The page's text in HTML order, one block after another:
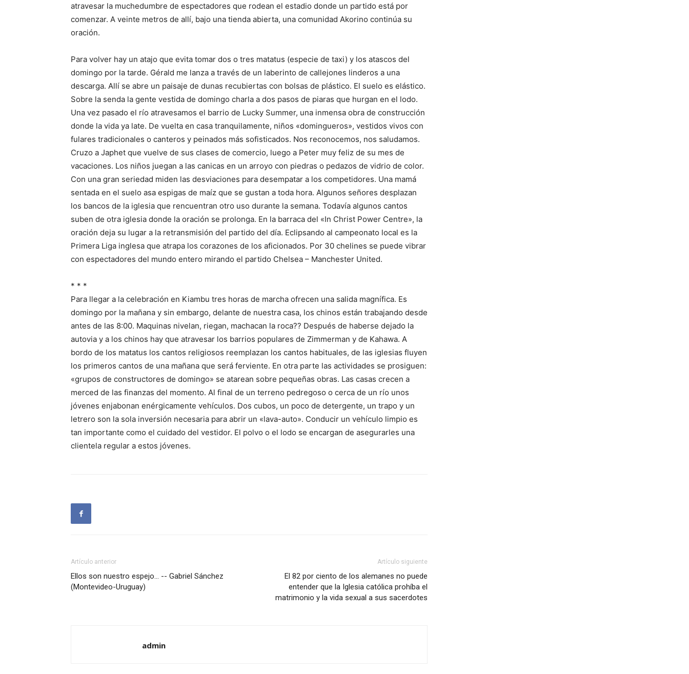
atravesar la muchedumbre de espectadores que rodean el estadio donde un partido está por
comenzar. A veinte metros de allí, bajo una tienda abierta, una comunidad Akorino continúa su
oración.
Para volver hay un atajo que evita tomar dos o tres matatus (especie de taxi) y los atascos del
domingo por la tarde. Gérald me lanza a través de un laberinto de callejones linderos a una
descarga. Allí se abre un paisaje de dunas recubiertas con bolsas de plástico. El suelo es elástico.
Sobre la senda la gente vestida de domingo charla a dos pasos de piaras que hurgan en el lodo.
Una vez pasado el río atravesamos el barrio de Lucky Summer, una inmensa obra de construcción
donde la vida ya late. De vuelta en casa tranquilamente, niños «domingueros», vestidos vivos con
fulares tradicionales o canteros y peinados más sofisticados. Nos reconocemos, nos saludamos.
Cruzo a Japhet que vuelve de sus clases de comercio, luego a Peter muy feliz de su mes de
vacaciones. Los niños juegan a las canicas en un arroyo con piedras o pedazos de vidrio de color.
Con una gran seriedad miden las desviaciones para desempatar a los competidores. Una mamá
sentada en el suelo asa espigas de maíz que se gustan a toda hora. Algunos señores desplazan
los bancos de la iglesia que rencuentran otro uso durante la semana. Todavía algunos cantos
suben de otra iglesia donde la oración se prolonga. En la barraca del «In Christ Power Centre», la
oración deja su lugar a la retransmisión del partido del día. Eclipsando al campeonato local es la
Primera Liga inglesa que atrapa los corazones de los aficionados. Por 30 chelines se puede vibrar
con espectadores del mundo entero mirando el partido Chelsea – Manchester United.
* * *
Para llegar a la celebración en Kiambu tres horas de marcha ofrecen una salida magnífica. Es
domingo por la mañana y sin embargo, delante de nuestra casa, los chinos están trabajando desde
antes de las 8:00. Maquinas nivelan, riegan, machacan la roca?? Después de haberse dejado la
autovia y a los chinos hay que atravesar los barrios populares de Zimmerman y de Kahawa. A
bordo de los matatus los cantos religiosos reemplazan los cantos habituales, de las iglesias fluyen
los primeros cantos de una mañana que será ferviente. En otra parte las actividades se prosiguen:
«grupos de constructores de domingo» se atarean sobre pequeñas obras. Las casas crecen a
merced de las finanzas del momento. Al final de un terreno pedregoso o cerca de un río unos
jóvenes enjabonan enérgicamente vehículos. Dos cubos, un poco de detergente, un trapo y un
letrero son la sola inversión necesaria para abrir un «lava-auto». Conducir un vehículo limpio es
tan importante como el cuidado del vestidor. El polvo o el lodo se encargan de asegurarles una
clientela regular a estos jóvenes.
Artículo anterior
Ellos son nuestro espejo… -- Gabriel Sánchez
(Montevideo-Uruguay)
Artículo siguiente
El 82 por ciento de los alemanes no puede
entender que la Iglesia católica prohíba el
matrimonio y la vida sexual a sus sacerdotes
admin